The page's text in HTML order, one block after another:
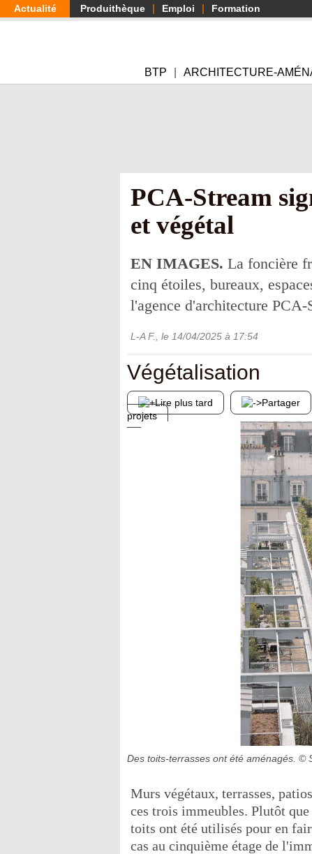
Aller
au
Actualité Produithèque Emploi Formation
BTP ARCHITECTURE-
PCA-Stream
et végétal
EN IMAGES. La foncière
cinq étoiles, bureaux,
l'agence d'architecture PCA-
L-A F. , le 14/04/2025 à 17:54
Végétalisation
Lire plus tard Partager
projets
Des toits-terrasses ont été aménagés. ©
Murs végétaux, terrasses,
ces trois immeubles. Plutôt que
toits ont été utilisés pour en
cas au cinquième étage de